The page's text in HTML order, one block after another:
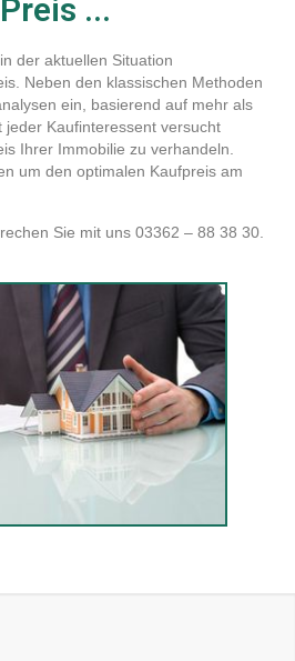
...
der aktuellen Situation
Neben den klassischen Methoden
ein, basierend auf mehr als
Kaufinteressent versucht
Ihrer Immobilie zu verhandeln.
um den optimalen Kaufpreis am
Sie mit uns 03362 – 88 38 30.